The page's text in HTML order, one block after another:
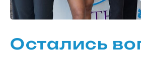
Остались